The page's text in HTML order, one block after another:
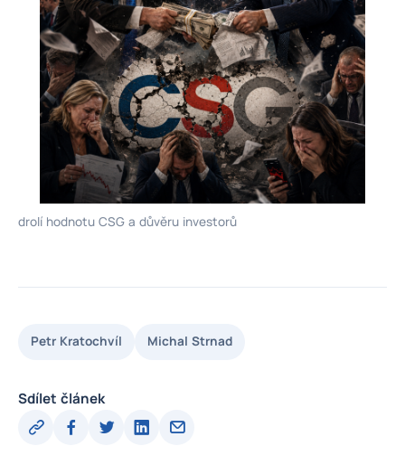
drolí hodnotu CSG a důvěru investorů
Petr Kratochvíl Michal Strnad
Sdílet článek